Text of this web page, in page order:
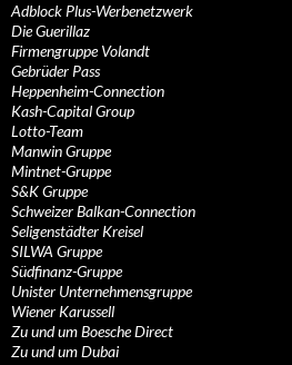
Adblock Plus-Werbenetzwerk
Die Guerillaz
Firmengruppe Volandt
Gebrüder Pass
Heppenheim-Connection
Kash-Capital Group
Lotto-Team
Manwin Gruppe
Mintnet-Gruppe
S&K Gruppe
Schweizer Balkan-Connection
Seligenstädter Kreisel
SILWA Gruppe
Südfinanz-Gruppe
Unister Unternehmensgruppe
Wiener Karussell
Zu und um Boesche Direct
Zu und um Dubai